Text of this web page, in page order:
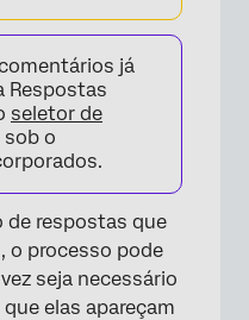
já
Respostas
seletor de
sob o
de respostas que
o processo pode
seja necessário
elas apareçam